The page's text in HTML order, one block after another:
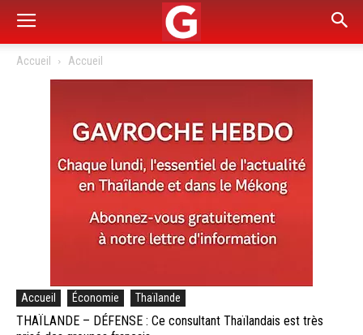
Accueil Accueil
Accueil Économie Thaïlande
THAÏLANDE – DÉFENSE : Ce consultant Thaïlandais est très